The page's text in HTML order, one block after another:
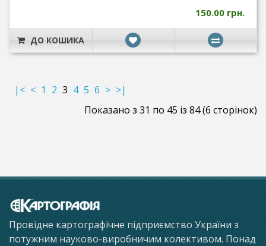
150.00 грн.
ДО КОШИКА
|< < 1 2 3 4 5 6 > >|
Показано з 31 по 45 із 84 (6 сторінок)
Провідне картографічне підприємство України з
потужним науково-виробничим колективом. Понад